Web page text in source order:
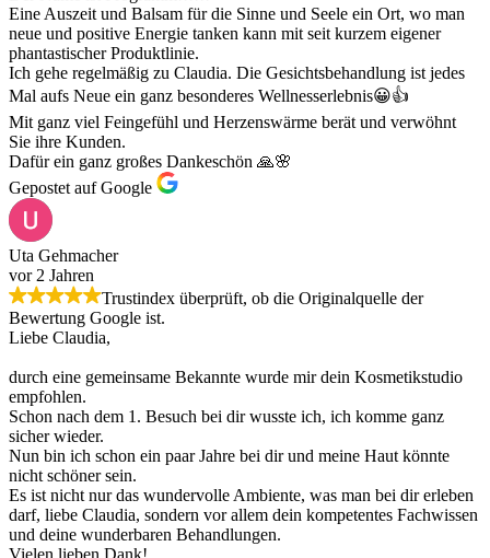
Eine Auszeit und Balsam für die Sinne und Seele ein Ort, wo man
neue und positive Energie tanken kann mit seit kurzem eigener
phantastischer Produktlinie.
Ich gehe regelmäßig zu Claudia. Die Gesichtsbehandlung ist jedes
Mal aufs Neue ein ganz besonderes Wellnesserlebnis😀👍
Mit ganz viel Feingefühl und Herzenswärme berät und verwöhnt
Sie ihre Kunden.
Dafür ein ganz großes Dankeschön 🙏🌸
Gepostet auf Google
Uta Gehmacher
vor 2 Jahren
Trustindex überprüft, ob die Originalquelle der
Bewertung Google ist.
Liebe Claudia,
durch eine gemeinsame Bekannte wurde mir dein Kosmetikstudio
empfohlen.
Schon nach dem 1. Besuch bei dir wusste ich, ich komme ganz
sicher wieder.
Nun bin ich schon ein paar Jahre bei dir und meine Haut könnte
nicht schöner sein.
Es ist nicht nur das wundervolle Ambiente, was man bei dir erleben
darf, liebe Claudia, sondern vor allem dein kompetentes Fachwissen
und deine wunderbaren Behandlungen.